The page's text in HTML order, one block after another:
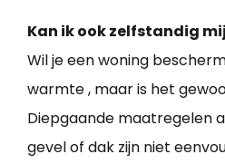
Kan ik ook zelfstandig
Wil je een woning
warmte , maar is het
Diepgaande maatregelen
gevel of dak zijn niet